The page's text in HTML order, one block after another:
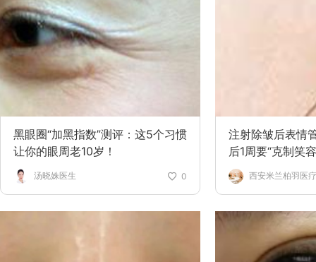
黑眼圈“加黑指数”测评：这5个习惯
让你的眼周老10岁！
汤晓姝医生 0
注射除皱后表情
后1周要“克制笑
西安米兰柏羽医